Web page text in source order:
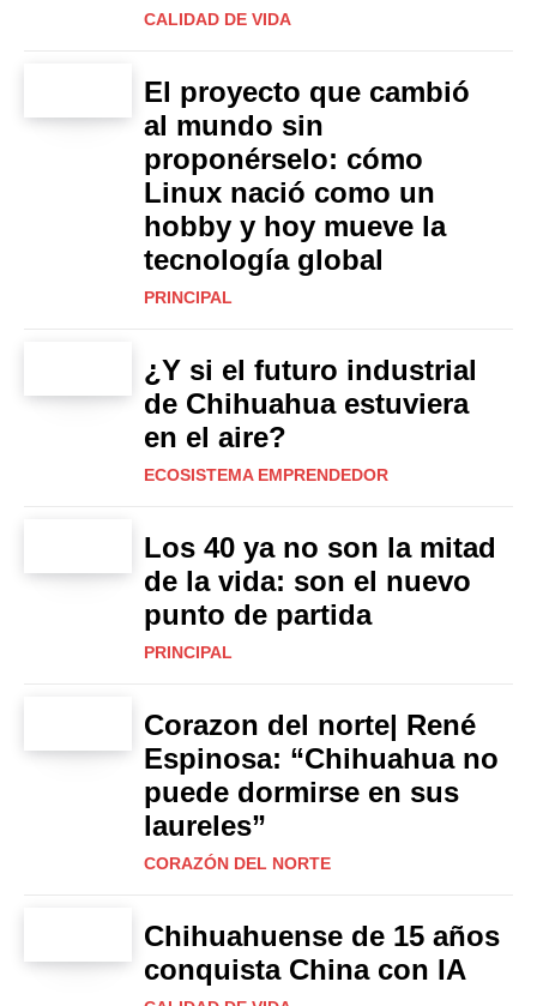
CALIDAD DE VIDA
El proyecto que cambió
al mundo sin
proponérselo: cómo
Linux nació como un
hobby y hoy mueve la
tecnología global
PRINCIPAL
¿Y si el futuro industrial
de Chihuahua estuviera
en el aire?
ECOSISTEMA EMPRENDEDOR
Los 40 ya no son la mitad
de la vida: son el nuevo
punto de partida
PRINCIPAL
Corazon del norte| René
Espinosa: “Chihuahua no
puede dormirse en sus
laureles”
CORAZÓN DEL NORTE
Chihuahuense de 15 años
conquista China con IA